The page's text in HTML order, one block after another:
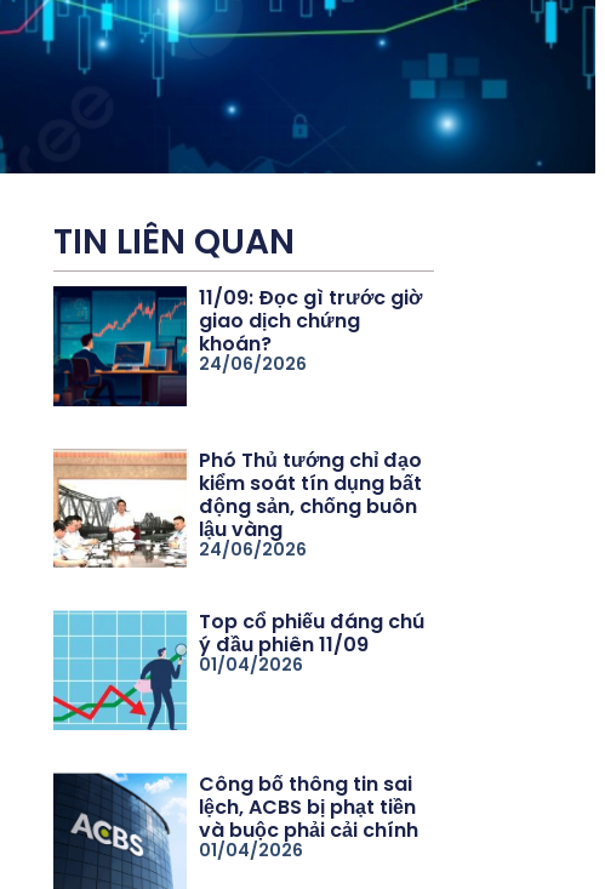
TIN LIÊN QUAN
11/09: Đọc gì trước giờ
giao dịch chứng
khoán?
24/06/2026
Phó Thủ tướng chỉ đạo
kiểm soát tín dụng bất
động sản, chống buôn
lậu vàng
24/06/2026
Top cổ phiếu đáng chú
ý đầu phiên 11/09
01/04/2026
Công bố thông tin sai
lệch, ACBS bị phạt tiền
và buộc phải cải chính
01/04/2026